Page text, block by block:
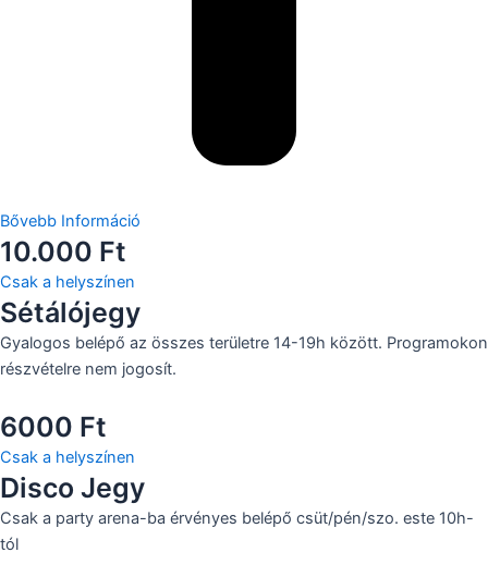
Bővebb Információ
10.000 Ft
Csak a helyszínen
Sétálójegy
Gyalogos belépő az összes területre 14-19h között. Programokon
részvételre nem jogosít.
6000 Ft
Csak a helyszínen
Disco Jegy
Csak a party arena-ba érvényes belépő csüt/pén/szo. este 10h-
tól